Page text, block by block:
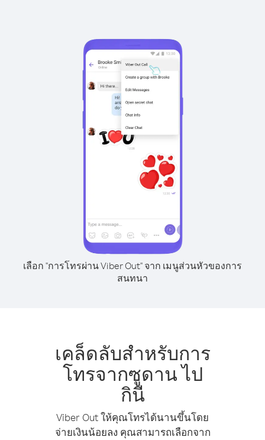
เลือก "การโทรผ่าน Viber Out" จาก เมนูส่วนหัวของการ
สนทนา
เคล็ดลับสำหรับการ
โทรจากซูดาน ไป
กินี
Viber Out ให้คุณโทรได้นานขึ้นโดย
จ่ายเงินน้อยลง คุณสามารถเลือกจาก